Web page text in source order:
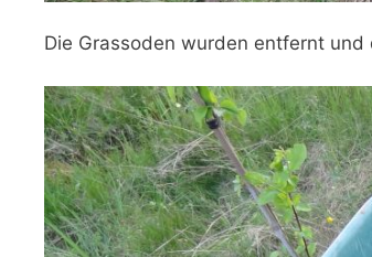
Die Grassoden wurden entfernt